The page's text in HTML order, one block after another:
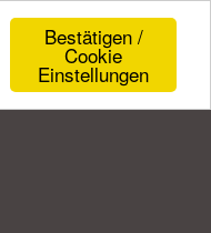
Bestätigen /
Cookie
Einstellungen